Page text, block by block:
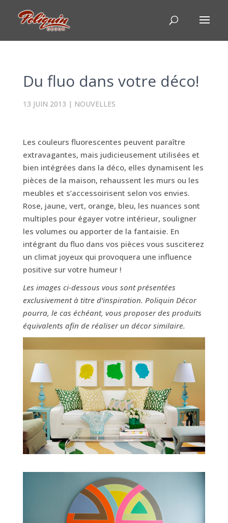
Du fluo dans votre déco!
13 JUIN 2013 | NOUVELLES
Les couleurs fluorescentes peuvent paraître
extravagantes, mais judicieusement utilisées et
bien intégrées dans la déco, elles dynamisent les
pièces de la maison, rehaussent les murs ou les
meubles et s’accessoirisent selon vos envies.
Rose, jaune, vert, orange, bleu, les nuances sont
multiples pour égayer votre intérieur, souligner
les volumes ou apporter de la fantaisie. En
intégrant du fluo dans vos pièces vous susciterez
un climat joyeux qui provoquera une influence
positive sur votre humeur !
Les images ci-dessous vous sont présentées
exclusivement à titre d’inspiration. Poliquin Décor
pourra, le cas échéant, vous proposer des produits
équivalents afin de réaliser un décor similaire.